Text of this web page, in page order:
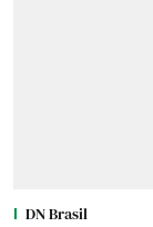
DN Brasil